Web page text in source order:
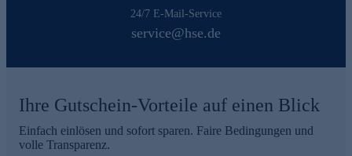
24/7 E-Mail-Service
service@hse.de
Ihre Gutschein-Vorteile auf einen Blick
Einfach einlösen und sofort sparen. Faire Bedingungen und
volle Transparenz.